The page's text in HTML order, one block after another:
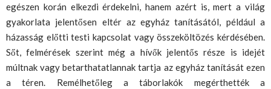
egészen korán elkezdi érdekelni, hanem azért is, mert a világ
gyakorlata jelentősen eltér az egyház tanításától, például a
házasság előtti testi kapcsolat vagy összeköltözés kérdésében.
Sőt, felmérések szerint még a hívők jelentős része is idejét
múltnak vagy betarthatatlannak tartja az egyház tanítását ezen
a téren. Remélhetőleg a táborlakók megérthették a